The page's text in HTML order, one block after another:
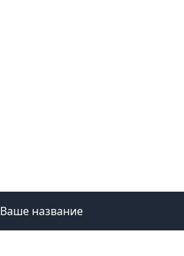
Ваше название